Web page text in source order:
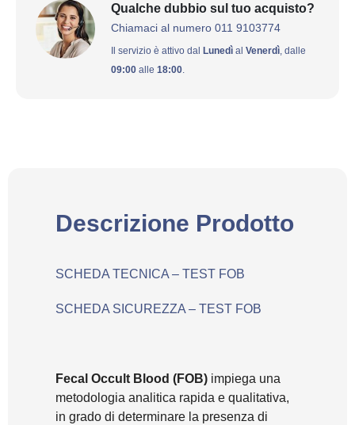
Qualche dubbio sul tuo acquisto?
Chiamaci al numero 011 9103774
Il servizio è attivo dal Lunedì al Venerdì , dalle
09:00 alle 18:00
Descrizione Prodotto
SCHEDA TECNICA – TEST FOB
SCHEDA SICUREZZA – TEST FOB
Fecal Occult Blood (FOB) impiega una
metodologia analitica rapida e qualitativa,
in grado di determinare la presenza di